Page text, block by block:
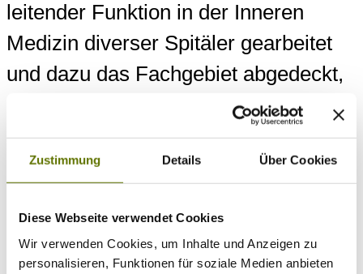
Zustimmung Details Über Cookies
Diese Webseite verwendet Cookies
Wir verwenden Cookies, um Inhalte und Anzeigen zu
personalisieren, Funktionen für soziale Medien anbieten
leitender Funktion in der Inneren
Medizin diverser Spitäler gearbeitet
und dazu das Fachgebiet abgedeckt,
das ich liebe: die Infektiologie.
Kennengelernt habe ich dieses am
Universitätsspital Zürich und im
Universität Basel, aber auch bei
diversen Einsätzen in Afrika, wo ich